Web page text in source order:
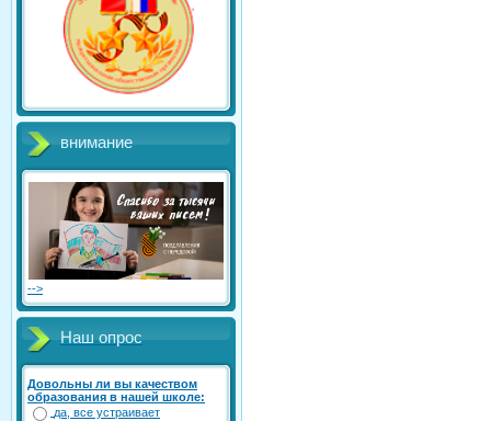
внимание
-->
Наш опрос
Довольны ли вы качеством
образования в нашей школе:
да, все устраивает